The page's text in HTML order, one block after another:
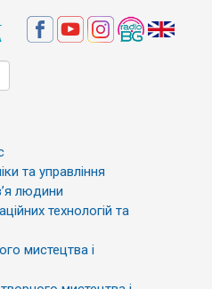
та управління
людини
технологій та
мистецтва і